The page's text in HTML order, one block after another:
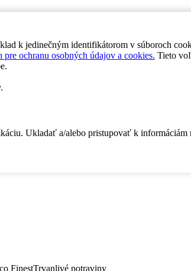
k jedinečným identifikátorom v súboroch
pre ochranu osobných údajov a cookies. Tieto
Ukladať a/alebo pristupovať k informáciám
FinestTrvanlivé potraviny